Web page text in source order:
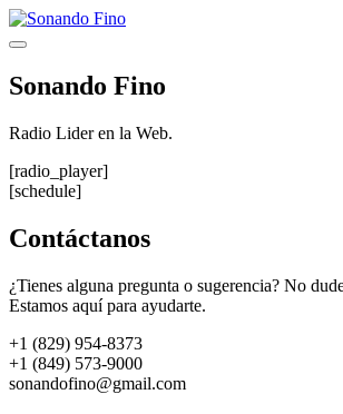
Saltar
al
Menú
Sonando Fino
Radio Lider en la Web.
[radio_player]
[schedule]
Contáctanos
¿Tienes alguna pregunta o sugerencia? No
Estamos aquí para ayudarte.
+1 (829) 954-8373
+1 (849) 573-9000
sonandofino@gmail.com